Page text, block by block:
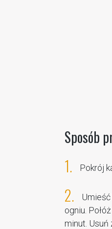
Sposób
1. Pokrój
2.
ogniu.
minut. Usuń